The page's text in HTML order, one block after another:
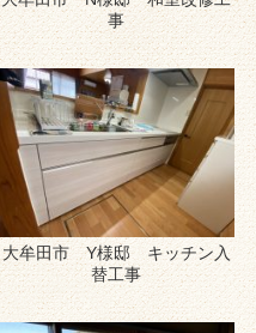
事
大牟田市 Y様邸 キッチン入
替工事